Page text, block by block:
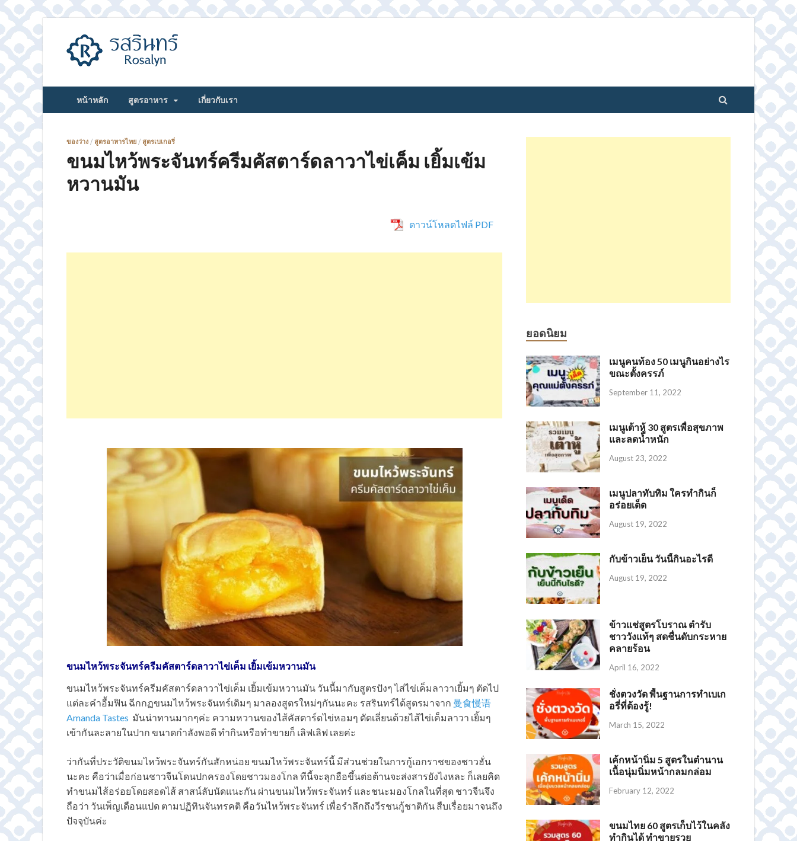
หน้าหลัก สูตรอาหาร เกี่ยวกับเรา
ของว่าง / สูตรอาหารไทย / สูตรเบเกอรี่
ขนมไหว้พระจันทร์ครีมคัสตาร์ดลาวาไข่เค็ม เยิ้มเข้ม
หวานมัน
ดาวน์โหลดไฟล์ PDF
ขนมไหว้พระจันทร์ครีมคัสตาร์ดลาวาไข่เค็ม เยิ้มเข้มหวานมัน
ขนมไหว้พระจันทร์ครีมคัสตาร์ดลาวาไข่เค็ม เยิ้มเข้มหวานมัน วันนี้มากับสูตรปังๆ ไส่ไข่เค็มลาวาเยิ้มๆ ตัดไป
แต่ละคำอื้มฟิน ฉีกกฏขนมไหว้พระจันทร์เดิมๆ มาลองสูตรใหม่ๆกันนะคะ รสรินทร์ได้สูตรมาจาก 曼食慢语
Amanda Tastes มันน่าทานมากๆค่ะ ความหวานของไส้คัสตาร์ดไข่หอมๆ ตัดเลี่ยนด้วยไส้ไข่เค็มลาวา เยิ้มๆ
เข้ากันละลายในปาก ขนาดกำลังพอดี ทำกินหรือทำขายก็ เลิฟเลิฟ เลยค่ะ
ว่ากันที่ประวัติขนมไหว้พระจันทร์กันสักหน่อย ขนมไหว้พระจันทร์นี้ มีส่วนช่วยในการกู้เอกราชของชาวฮั่น
นะคะ คือว่าเมื่อก่อนชาวจีนโดนปกครองโดยชาวมองโกล ทีนี้จะลุกฮือขึ้นต่อต้านจะส่งสารยังไงหละ ก็เลยคิด
ทำขนมไส้อร่อยโดยสอดไส้ สาสน์ลับนัดแนะกัน ผ่านขนมไหว้พระจันทร์ และชนะมองโกลในที่สุด ชาวจีนจึง
ถือว่า วันเพ็ญเดือนแปด ตามปฏิทินจันทรคติ คือวันไหว้พระจันทร์ เพื่อรำลึกถึงวีรชนกู้ชาติกัน สืบเรื่อยมาจนถึง
ปัจจุบันค่ะ
ยอดนิยม
เมนูคนท้อง 50 เมนูกินอย่างไร
ขณะตั้งครรภ์
September 11, 2022
เมนูเต้าหู้ 30 สูตรเพื่อสุขภาพ
และลดน้ำหนัก
August 23, 2022
เมนูปลาทับทิม ใครทำกินก็
อร่อยเด็ด
August 19, 2022
กับข้าวเย็น วันนี้กินอะไรดี
August 19, 2022
ข้าวแช่สูตรโบราณ ตำรับ
ชาววังแท้ๆ สดชื่นดับกระหาย
คลายร้อน
April 16, 2022
ชั่งตวงวัด พื้นฐานการทำเบเก
อรี่ที่ต้องรู้!
March 15, 2022
เค้กหน้านิ่ม 5 สูตรในตำนาน
เนื้อนุ่มนิ่มหน้ากลมกล่อม
February 12, 2022
ขนมไทย 60 สูตรเก็บไว้ในคลัง
ทำกินได้ ทำขายรวย